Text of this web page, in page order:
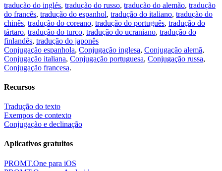
tradução do inglés, tradução do russo, tradução do alemão, tradução
do francês, tradução do espanhol, tradução do italiano, tradução do
chinês, tradução do coreano, tradução do português, tradução do
tártaro, tradução do turco, tradução do ucraniano, tradução do
finlandês, tradução do japonês
Conjugação espanhola, Conjugação inglesa, Conjugação alemã,
Conjugação italiana, Conjugação portuguesa, Conjugação russa,
Conjugação francesa.
Recursos
Tradução do texto
Exempos de contexto
Conjugação e declinação
Aplicativos gratuitos
PROMT.One para iOS